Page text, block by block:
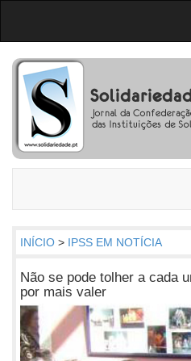
INÍCIO > IPSS EM NOTÍCIA
Não se pode tolher a cada
por mais valer